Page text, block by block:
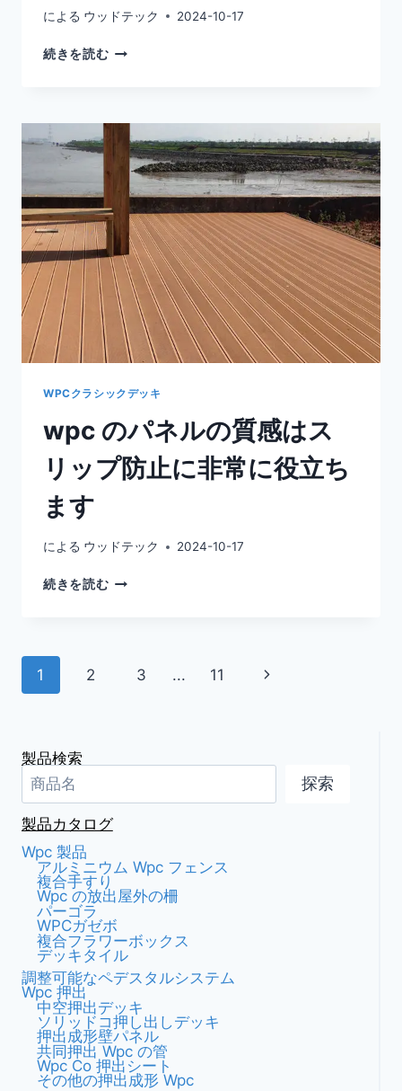
による ウッドテック 2024-10-17
続きを読む2X6X16
ジ
ッ
ト
キ
（自
治
体
用
地
WPCクラシックデッキ
wpc のパネルの質感はス
リップ防止に非常に役立ち
ます
による ウッドテック 2024-10-17
続きを読むWPC
リ
プ
防
に
非
常
に
役
立
ち
す
ペ
ジ
ナ
ビ
ゲ
ー
シ
ョ
ン
1 2 3 ... 11
次
製品検索
探索
製品カタログ
Wpc 製品
アルミニウム Wpc フェンス
複合手すり
Wpc の放出屋外の柵
パーゴラ
WPCガゼボ
複合フラワーボックス
デッキタイル
調整可能なペデスタルシステム
Wpc 押出
中空押出デッキ
ソリッドコ押し出しデッキ
押出成形壁パネル
共同押出 Wpc の管
Wpc Co 押出シート
その他の押出成形 Wpc